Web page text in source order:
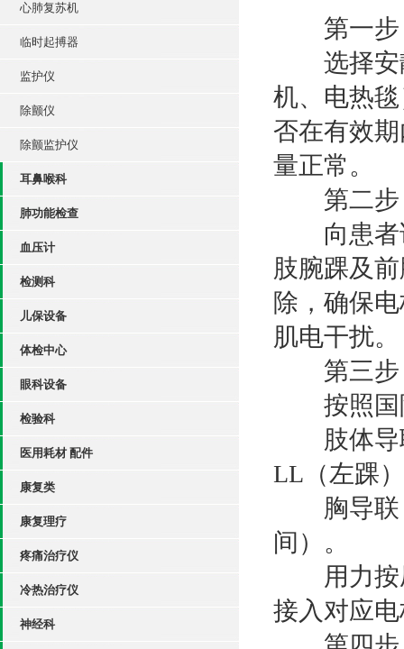
心肺复苏机
临时起搏器
监护仪
除颤仪
除颤监护仪
耳鼻喉科
肺功能检查
血压计
检测科
儿保设备
体检中心
眼科设备
检验科
医用耗材 配件
康复类
康复理疗
疼痛治疗仪
冷热治疗仪
神经科
第一步
选择安静
机、电热
否在有效
量正常。
第二步
向患者说
肢腕踝及
除，确保
肌电干扰。
第三步
按照国
肢体导联
LL（左踝
胸导联：
间）。
用力按压
接入对应